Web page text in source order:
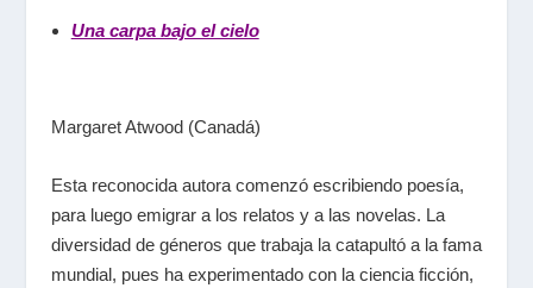
Una carpa bajo el cielo
Margaret Atwood (Canadá)
Esta reconocida autora comenzó escribiendo poesía,
para luego emigrar a los relatos y a las novelas. La
diversidad de géneros que trabaja la catapultó a la fama
mundial, pues ha experimentado con la ciencia ficción,